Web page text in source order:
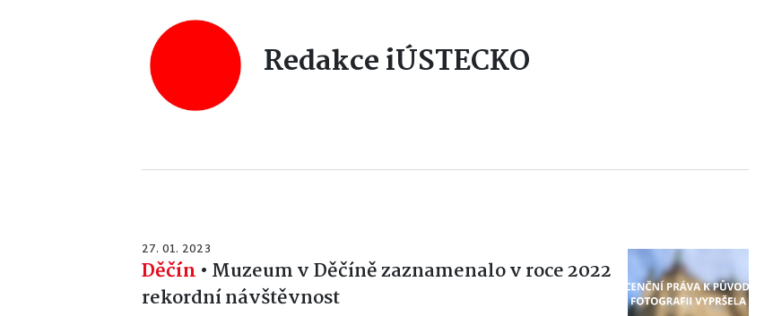
Redakce iÚSTECKO
27. 01. 2023
Děčín • Muzeum v Děčíně zaznamenalo v roce 2022
rekordní návštěvnost